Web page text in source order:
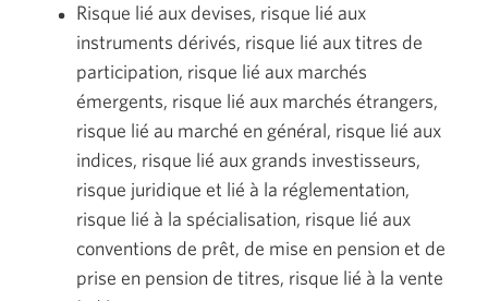
Risque lié aux devises, risque lié aux
instruments dérivés, risque lié aux titres de
participation, risque lié aux marchés
émergents, risque lié aux marchés étrangers,
risque lié au marché en général, risque lié aux
indices, risque lié aux grands investisseurs,
risque juridique et lié à la réglementation,
risque lié à la spécialisation, risque lié aux
conventions de prêt, de mise en pension et de
prise en pension de titres, risque lié à la vente